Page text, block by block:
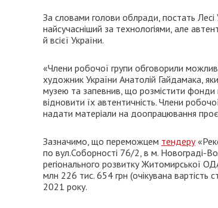
За словами голови облради, постать
найсучасніший за технологіями, але
й всієї України.
«Члени робочої групи обговорили
художник України Анатолій Гайдамака,
музею та запевнив, що розмістити фонди
відновити їх автентичність. Члени
надати матеріали на доопрацювання
Зазначимо, що переможцем тендеру
по вул.Соборності 76/2, в м. Новограді-
регіонального розвитку Житомирської
млн 226 тис. 654 грн (очікувана
2021 року.